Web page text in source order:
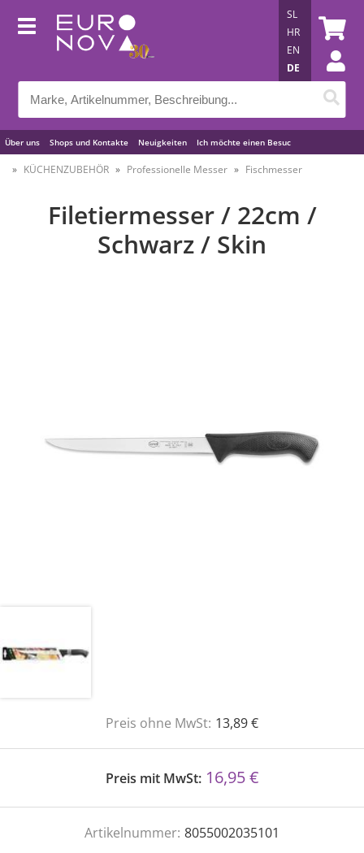
Über uns Shops und Kontakte Neuigkeiten Ich möchte einen Besuc
Nützliche Tipps
SL
HR
EN
DE
KÜCHENZUBEHÖR Professionelle Messer Fischmesser
Filetiermesser / 22cm /
Schwarz / Skin
Preis ohne MwSt: 13,89 €
Preis mit MwSt: 16,95 €
Artikelnummer: 8055002035101